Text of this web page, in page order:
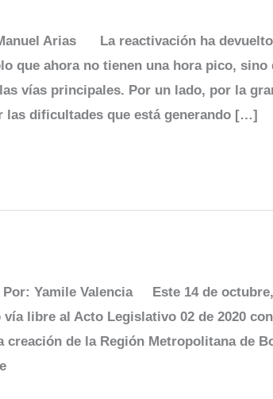
Arias La reactivación ha
que ahora no tienen una hora pico, sino
vías princi­pales. Por un lado, por la
las di­ficultades que está gene­rando […]
Yamile Valencia Este 14 de
libre al Acto Legislativo 02 de 2020
crea­ción de la Región Metro­politana de